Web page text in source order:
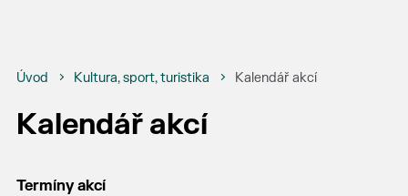
Úvod Kultura, sport, turistika Kalendář akcí
Kalendář akcí
Termíny akcí